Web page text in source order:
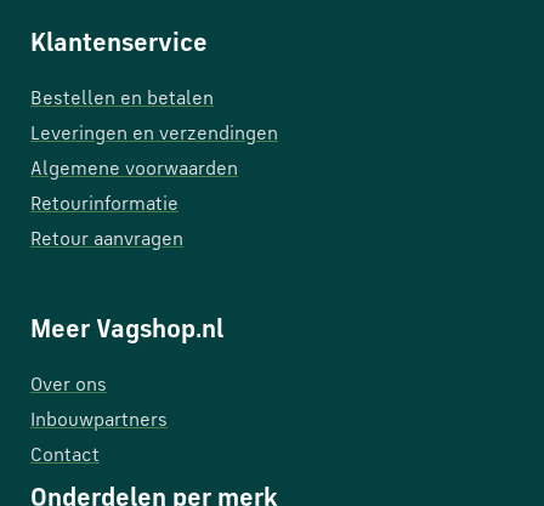
Klantenservice
Bestellen en betalen
Leveringen en verzendingen
Algemene voorwaarden
Retourinformatie
Retour aanvragen
Meer Vagshop.nl
Over ons
Inbouwpartners
Contact
Onderdelen per merk